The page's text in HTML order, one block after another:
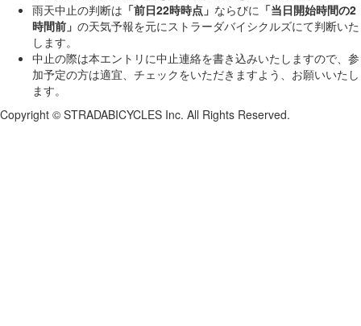
雨天中止の判断は 「前日22時時点」 ならびに 「当日開始時間の2
時間前」 の天気予報を元にストラーダバイシクルズにて判断いた
します。
中止の際は本エントリに中止連絡を書き込みいたしますので、参
加予定の方は適宜、チェックをいただきますよう、お願いいたし
ます。
Copyright © STRADABICYCLES Inc. All Rights Reserved.